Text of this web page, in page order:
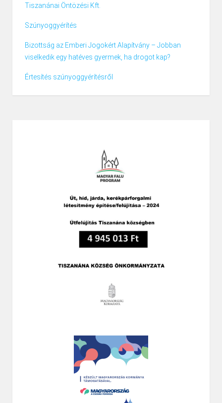
Tiszanánai Öntözési Kft.
Szúnyoggyérítés
Bizottság az Emberi Jogokért Alapítvány – Jobban
viselkedik egy hatéves gyermek, ha drogot kap?
Értesítés szúnyoggyérítésről